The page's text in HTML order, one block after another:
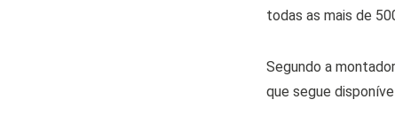
todas as mais de
Segundo a
que segue